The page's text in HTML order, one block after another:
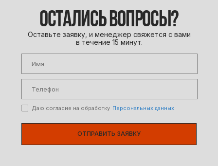
ОСТАЛИСЬ ВОПРОСЫ?
Оставьте заявку, и менеджер свяжется с вами
в течение 15 минут.
Даю согласие на обработку Персональных данных
ОТПРАВИТЬ ЗАЯВКУ